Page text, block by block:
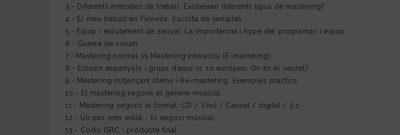
3.- Diferents mètodes de treball. Existeixen diferents tipus de mastering?
4.- El meu treball en Finnvox. Escolta de samples.
5.- Equip i enrutament de senyal. La importància i hype del programari i equip.
6.- Guerra de volum.
7.- Mastering normal vs Mastering interactiu (E-mastering).
8.- Estudis espanyols i grups d’aquí vs so europeu. On és el secret?
9.- Mastering mitjançant stems i Re-mastering. Exemples pràctics.
10.- El màstering segons el gènere musical.
11.- Mastering segons el format: CD / Vinil / Casset / digital / 5.1
12.- Un pas més enllà … El negoci musical.
13.- Codis ISRC i producte final.